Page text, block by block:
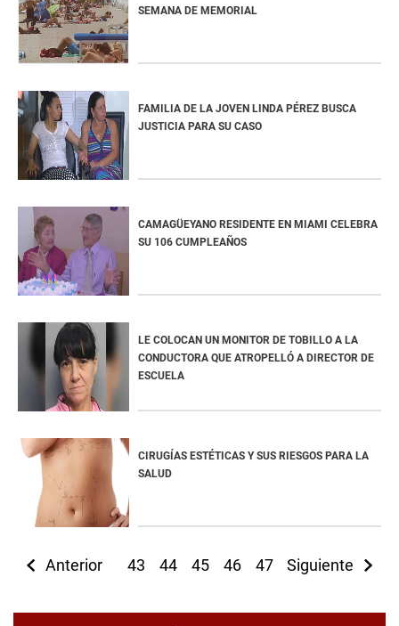
SEMANA DE MEMORIAL
FAMILIA DE LA JOVEN LINDA PÉREZ BUSCA
JUSTICIA PARA SU CASO
CAMAGÜEYANO RESIDENTE EN MIAMI CELEBRA
SU 106 CUMPLEAÑOS
LE COLOCAN UN MONITOR DE TOBILLO A LA
CONDUCTORA QUE ATROPELLÓ A DIRECTOR DE
ESCUELA
CIRUGÍAS ESTÉTICAS Y SUS RIESGOS PARA LA
SALUD
Anterior 43 44 45 46 47 48 49 50
Siguiente